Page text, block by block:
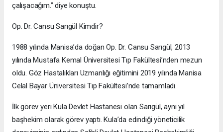
çalışacağım.” diye konuştu.
Op. Dr. Cansu Sarıgül Kimdir?
1988 yılında Manisa’da doğan Op. Dr. Cansu Sarıgül, 2013
yılında Mustafa Kemal Üniversitesi Tıp Fakültesi’nden mezun
oldu. Göz Hastalıkları Uzmanlığı eğitimini 2019 yılında Manisa
Celal Bayar Üniversitesi Tıp Fakültesi’nde tamamladı.
İlk görev yeri Kula Devlet Hastanesi olan Sarıgül, aynı yıl
başhekim olarak görev yaptı. Kula’da edindiği yöneticilik